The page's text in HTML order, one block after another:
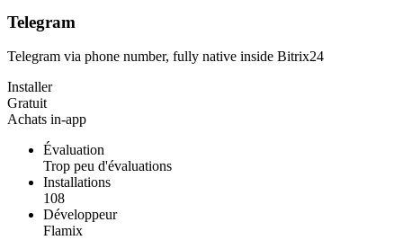
Telegram
Telegram via phone number, fully native inside Bitrix24
Installer
Gratuit
Achats in-app
Évaluation
Trop peu d'évaluations
Installations
108
Développeur
Flamix